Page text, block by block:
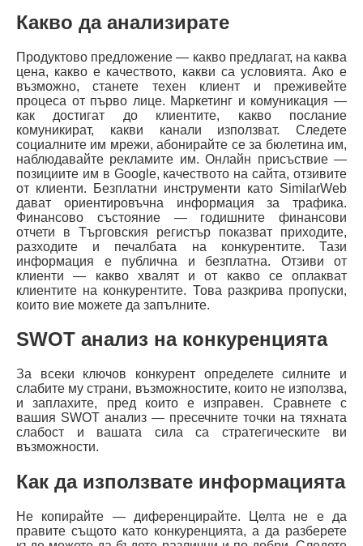
Какво да анализирате
Продуктово предложение — какво предлагат, на каква
цена, какво е качеството, какви са условията. Ако е
възможно, станете техен клиент и преживейте
процеса от първо лице. Маркетинг и комуникация —
как достигат до клиентите, какво послание
комуникират, какви канали използват. Следете
социалните им мрежи, абонирайте се за бюлетина им,
наблюдавайте рекламите им. Онлайн присъствие —
позициите им в Google, качеството на сайта, отзивите
от клиенти. Безплатни инструменти като SimilarWeb
дават ориентировъчна информация за трафика.
Финансово състояние — годишните финансови
отчети в Търговския регистър показват приходите,
разходите и печалбата на конкурентите. Тази
информация е публична и безплатна. Отзиви от
клиенти — какво хвалят и от какво се оплакват
клиентите на конкурентите. Това разкрива пропуски,
които вие можете да запълните.
SWOT анализ на конкуренцията
За всеки ключов конкурент определете силните и
слабите му страни, възможностите, които не използва,
и заплахите, пред които е изправен. Сравнете с
вашия SWOT анализ — пресечните точки на тяхната
слабост и вашата сила са стратегическите ви
възможности.
Как да използвате информацията
Не копирайте — диференцирайте. Целта не е да
правите същото като конкуренцията, а да разберете